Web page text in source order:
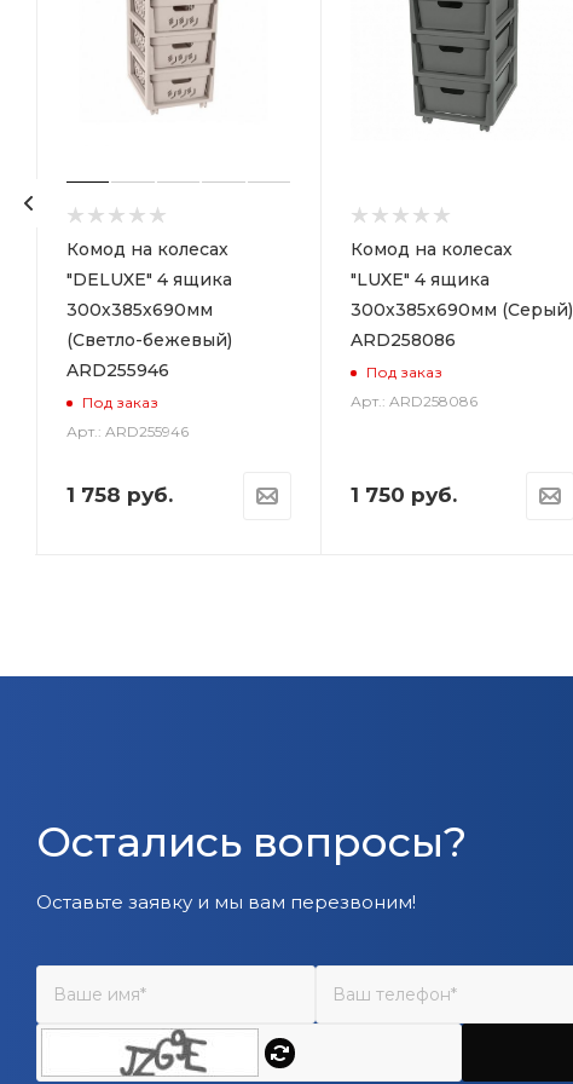
Комод на колесах
"DELUXE" 4 ящика
300х385х690мм
(Светло-бежевый)
ARD255946
Под заказ
Арт.: ARD255946
1 758 руб.
Комод на колесах
"LUXE" 4 ящика
300х385х690мм (Серый)
ARD258086
Под заказ
Арт.: ARD258086
1 750 руб.
Остались вопросы?
Оставьте заявку и мы вам перезвоним!